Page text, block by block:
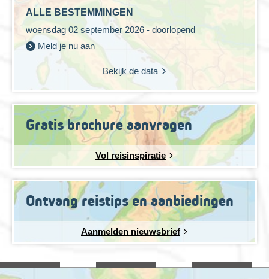
ALLE BESTEMMINGEN
woensdag 02 september 2026 - doorlopend
Meld je nu aan
Bekijk de data
Gratis brochure aanvragen
Vol reisinspiratie
Ontvang reistips en aanbiedingen
Aanmelden nieuwsbrief